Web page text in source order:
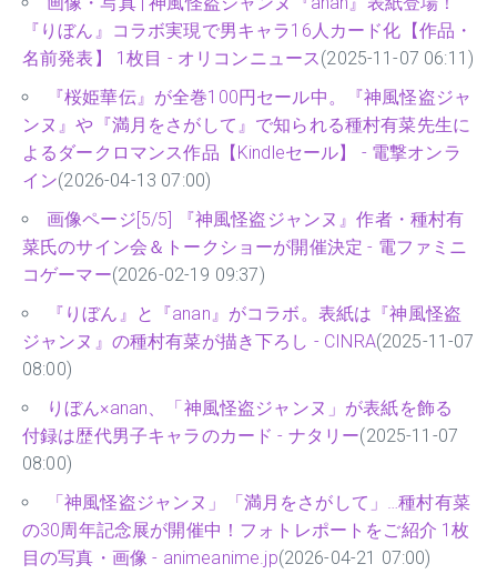
『りぼん』コラボ実現で男キャラ16人カード化【作品・
名前発表】 1枚目 - オリコンニュース(2025-11-07 06:11)
『桜姫華伝』が全巻100円セール中。『神風怪盗ジャ
ンヌ』や『満月をさがして』で知られる種村有菜先生に
よるダークロマンス作品【Kindleセール】 - 電撃オンラ
イン(2026-04-13 07:00)
画像ページ[5/5] 『神風怪盗ジャンヌ』作者・種村有
菜氏のサイン会＆トークショーが開催決定 - 電ファミニ
コゲーマー(2026-02-19 09:37)
『りぼん』と『anan』がコラボ。表紙は『神風怪盗
ジャンヌ』の種村有菜が描き下ろし - CINRA(2025-11-07
08:00)
りぼん×anan、「神風怪盗ジャンヌ」が表紙を飾る
付録は歴代男子キャラのカード - ナタリー(2025-11-07
08:00)
「神風怪盗ジャンヌ」「満月をさがして」…種村有菜
の30周年記念展が開催中！フォトレポートをご紹介 1枚
目の写真・画像 - animeanime.jp(2026-04-21 07:00)